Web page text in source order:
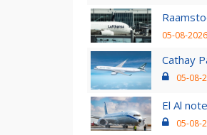
05-08-
Cathay
05-08-
El Al
05-08-